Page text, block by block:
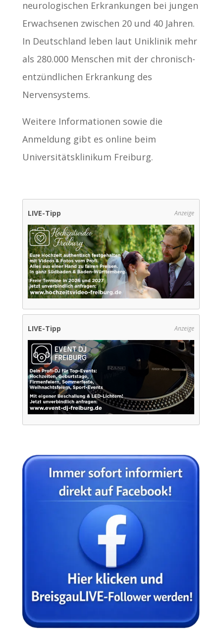
neurologischen Erkrankungen bei jungen
Erwachsenen zwischen 20 und 40 Jahren.
In Deutschland leben laut Uniklinik mehr
als 280.000 Menschen mit der chronisch-
entzündlichen Erkrankung des
Nervensystems.
Weitere Informationen sowie die
Anmeldung gibt es online beim
Universitätsklinikum Freiburg.
LIVE-Tipp Anzeige
LIVE-Tipp Anzeige